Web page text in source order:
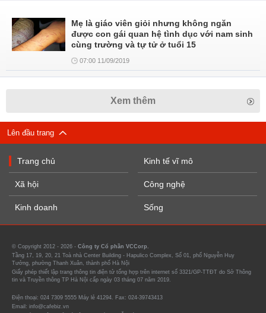
Mẹ là giáo viên giỏi nhưng không ngăn
được con gái quan hệ tình dục với nam sinh
cùng trường và tự tử ở tuổi 15
07:00 11/09/2019
Xem thêm
Lên đầu trang
Trang chủ
Xã hội
Kinh doanh
Kinh tế vĩ mô
Công nghệ
Sống
© Copyright 2012 - 2026 - Công ty Cổ phần VCCorp.
Tầng 17, 19, 20, 21 Toà nhà Center Building - Hapulico Complex, Số 01, phố Nguyễn Huy
Tưởng, phường Thanh Xuân, thành phố Hà Nội
Giấy phép thiết lập trang thông tin điện tử tổng hợp trên internet số 3321/GP-TTĐT do Sở Thông
tin và Truyền thông TP Hà Nội cấp ngày 03 tháng 07 năm 2019.
Điện thoại: 024 7309 5555 Máy lẻ 41294. Fax: 024-39743413
Email: info@cafebiz.vn